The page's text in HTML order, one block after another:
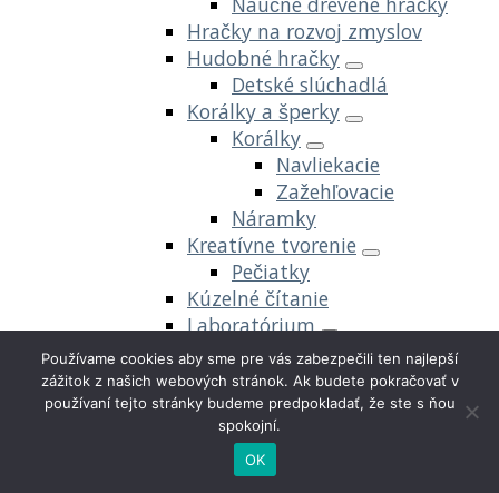
Hračky na rozvoj zmyslov
Hudobné hračky
Detské slúchadlá
Korálky a šperky
Korálky
Navliekacie
Zažehľovacie
Náramky
Kreatívne tvorenie
Pečiatky
Kúzelné čítanie
Laboratórium
Experimenty
Modelovacie hmoty a plastelíny
Hey Clay
Kinetický piesok
Play-doh
Používame cookies aby sme pre vás zabezpečili ten najlepší
zážitok z našich webových stránok. Ak budete pokračovať v
používaní tejto stránky budeme predpokladať, že ste s ňou
spokojní.
OK